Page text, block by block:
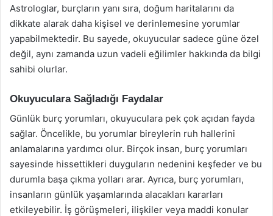
Astrologlar, burçların yanı sıra, doğum haritalarını da
dikkate alarak daha kişisel ve derinlemesine yorumlar
yapabilmektedir. Bu sayede, okuyucular sadece güne özel
değil, aynı zamanda uzun vadeli eğilimler hakkında da bilgi
sahibi olurlar.
Okuyuculara Sağladığı Faydalar
Günlük burç yorumları, okuyuculara pek çok açıdan fayda
sağlar. Öncelikle, bu yorumlar bireylerin ruh hallerini
anlamalarına yardımcı olur. Birçok insan, burç yorumları
sayesinde hissettikleri duyguların nedenini keşfeder ve bu
durumla başa çıkma yolları arar. Ayrıca, burç yorumları,
insanların günlük yaşamlarında alacakları kararları
etkileyebilir. İş görüşmeleri, ilişkiler veya maddi konular